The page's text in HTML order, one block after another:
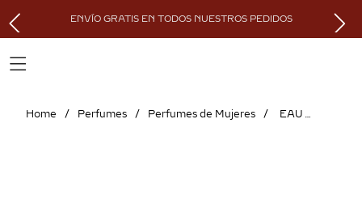
ENVÍO GRATIS EN TODOS NUESTROS PEDIDOS
Perfumes Perfumes de Mujeres EAU DE PARFUM SPARKLING CARTIER CARAT